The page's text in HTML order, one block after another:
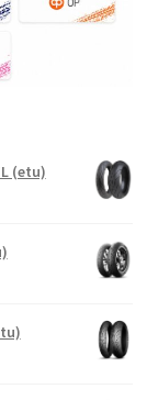
(etu)